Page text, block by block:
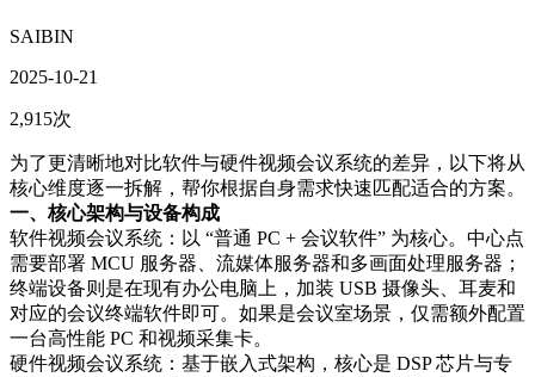
SAIBIN
2025-10-21
2,915次
为了更清晰地对比软件与硬件视频会议系统的差异，以下将从
核心维度逐一拆解，帮你根据自身需求快速匹配适合的方案。
一、核心架构与设备构成
软件视频会议系统：以 “普通 PC + 会议软件” 为核心。中心点
需要部署 MCU 服务器、流媒体服务器和多画面处理服务器；
终端设备则是在现有办公电脑上，加装 USB 摄像头、耳麦和
对应的会议终端软件即可。如果是会议室场景，仅需额外配置
一台高性能 PC 和视频采集卡。
硬件视频会议系统：基于嵌入式架构，核心是 DSP 芯片与专